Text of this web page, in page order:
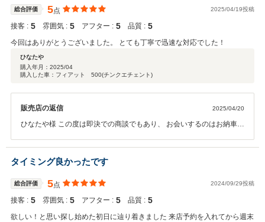
総合評価 5点 2025/04/19投稿
接客 : 5 雰囲気 : 5 アフター : 5 品質 : 5
今回はありがとうございました。 とても丁寧で迅速な対応でした！
ひなたや
購入年月： 2025/04
購入した車：フィアット 500(チンクエチェント)
販売店の返信 2025/04/20
ひなたや様 この度は即決での商談でもあり、 お会いするのはお納車す
価をいただき感謝申し上げます。 今後とも何かございましたら、まず
ご相談いただきたくよろしくお願いいたします。
タイミング良かったです
総合評価 5点 2024/09/29投稿
接客 : 5 雰囲気 : 5 アフター : 5 品質 : 5
欲しい！と思い探し始めた初日に辿り着きました 来店予約を入れてから週末